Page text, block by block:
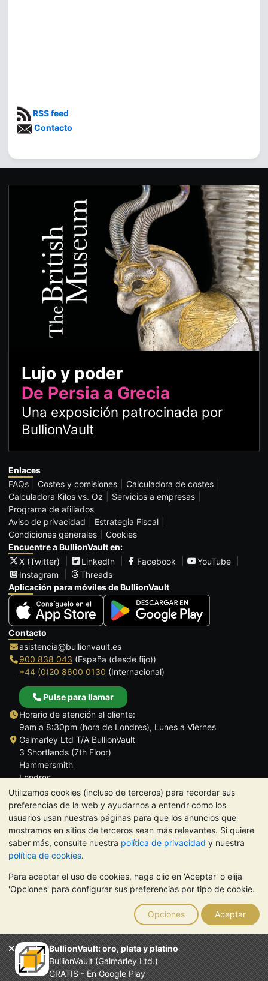
Utilizamos cookies (incluso de terceros) para recordar sus
preferencias de la web y ayudarnos a entendr cómo los
usuarios usan nuestras páginas para que los anuncios que
mostramos en sitios de terceros sean más relevantes. Si quiere
saber más, consulte nuestra política de privacidad y nuestra
política de cookies.
Para aceptar el uso de cookies, haga clic en 'Aceptar' o elija
'Opciones' para configurar sus preferencias por tipo de cookie.
Opciones Aceptar
BullionVault: oro, plata y platino
BullionVault (Galmarley Ltd.)
GRATIS - En Google Play
RSS feed
Contacto
Lujo y poder
De Persia a Grecia
Una exposición patrocinada por
BullionVault
Enlaces
FAQs
Costes y comisiones
Calculadora de costes
Calculadora Kilos vs. Oz
Servicios a empresas
Programa de afiliados
Aviso de privacidad
Estrategia Fiscal
Condiciones generales
Cookies
Encuentre a BullionVault en:
X (Twitter)
LinkedIn Facebook
YouTube
Instagram
Threads
Aplicación para móviles de BullionVault
Contacto
asistencia@bullionvault.es
900 838 043 (España (desde fijo))
+44 (0)20 8600 0130 (Internacional)
Pulse para llamar
Horario de atención al cliente:
9am a 8:30pm (hora de Londres), Lunes a Viernes
Galmarley Ltd T/A BullionVault
3 Shortlands (7th Floor)
Hammersmith
Londres
W6 8DA
Reino Unido
NOTA: El valor de los metales preciosos puede tanto bajar como
subir. Las tendencias históricas no garantizan la evolución
futura de los precios. Nada de lo contenido en los sitios web de
BullionVault ni en ninguna de sus comunicaciones constituye
asesoramiento en materia de inversión. Debería buscar
asesoramiento profesional para determinar si poseer metales
preciosos es adecuado para usted.
El servicio de BullionVault es propiedad de Galmarley Limited,
empresa registrada en Gran Bretaña con el número 4943684